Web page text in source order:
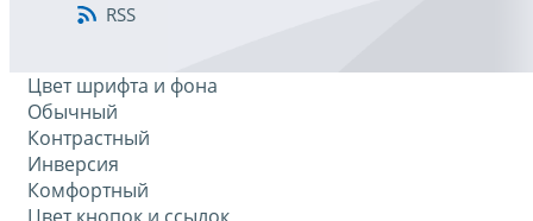
RSS
Цвет шрифта и фона
Обычный
Контрастный
Инверсия
Комфортный